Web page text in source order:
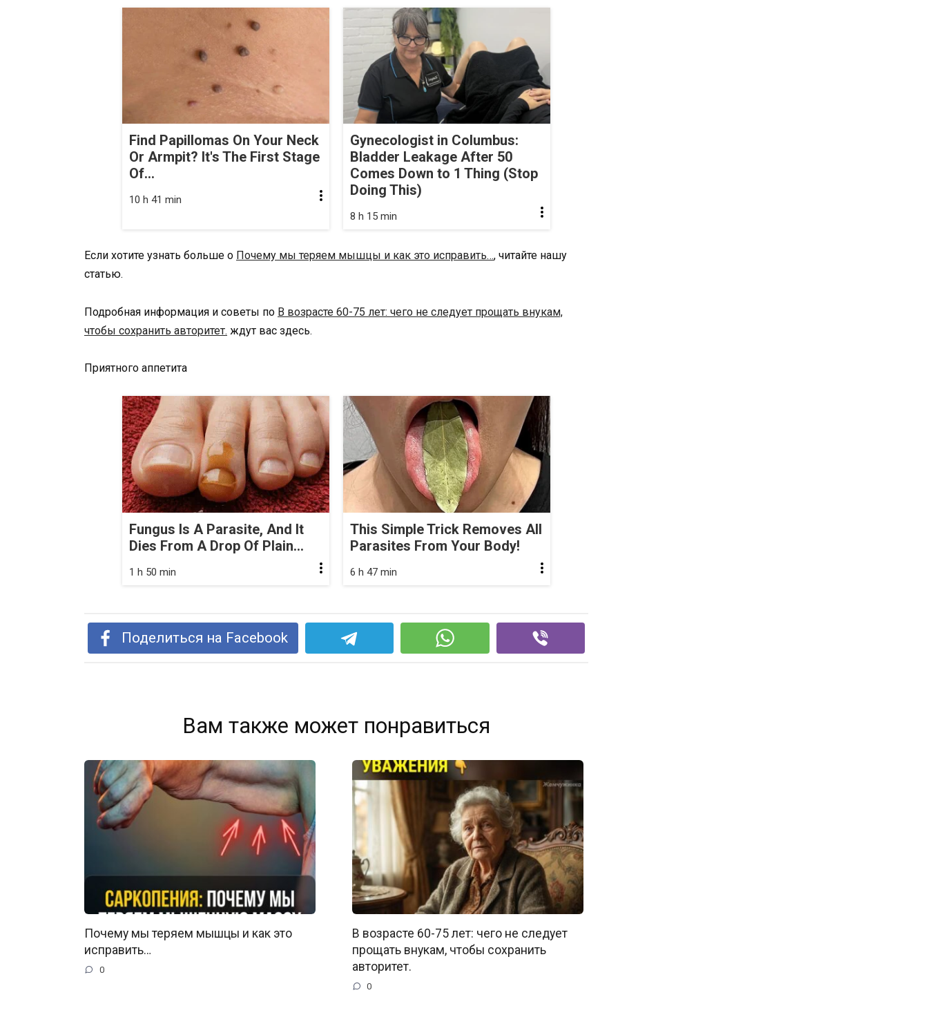
Find Papillomas On Your Neck
Or Armpit? It's The First Stage
Of...
10 h 41 min
Gynecologist in Columbus:
Bladder Leakage After 50
Comes Down to 1 Thing (Stop
Doing This)
8 h 15 min
Если хотите узнать больше о Почему мы теряем мышцы и как это исправить…, читайте нашу
статью.
Подробная информация и советы по В возрасте 60-75 лет: чего не следует прощать внукам,
чтобы сохранить авторитет. ждут вас здесь.
Приятного аппетита
Fungus Is A Parasite, And It
Dies From A Drop Of Plain...
1 h 50 min
This Simple Trick Removes All
Parasites From Your Body!
6 h 47 min
Поделиться на Facebook
Вам также может понравиться
Почему мы теряем мышцы и как это
исправить…
0
В возрасте 60-75 лет: чего не следует
прощать внукам, чтобы сохранить
авторитет.
0